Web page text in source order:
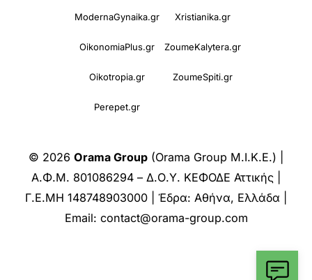
ModernaGynaika.gr Xristianika.gr
OikonomiaPlus.gr ZoumeKalytera.gr
Oikotropia.gr ZoumeSpiti.gr
Perepet.gr
© 2026 Orama Group (Orama Group Μ.Ι.Κ.Ε.) |
Α.Φ.Μ. 801086294 – Δ.Ο.Υ. ΚΕΦΟΔΕ Αττικής |
Γ.Ε.ΜΗ 148748903000 | Έδρα: Αθήνα, Ελλάδα |
Email: contact@orama-group.com